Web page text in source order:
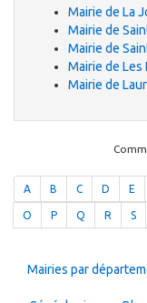
Mairie de La
Mairie de
Mairie de
Mairie de Les
Mairie de
A B C D E
O P Q R S
Mairies par